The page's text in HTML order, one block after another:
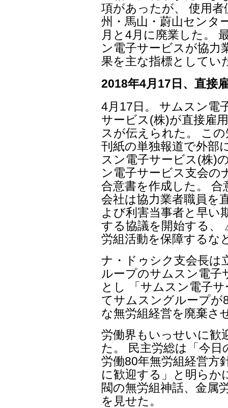
項があったが、 使用
州・馬山・蔚山センタ
月と4月に廃業した。
ン電子サービスが協力
果を主な指標としてい
2018年4月17日、直接
4月17日。 サムスン電
サービス(株)が直接雇
スが伝えられた。 こ
刊紙の単独報道で外部
スン電子サービス(株)
ン電子サービス支会の
合意書を作成した。
会社は協力業者職員を
よび利害当事者と早い
する協議を開始する、
労組活動を保障するな
ナ・ドゥシク支会長は
ループのサムスン電子
とし 「サムスン電子
てサムスングループが
な無労組経営を廃棄さ
労働界もいっせいに歓
た。 民主労総は「今
労働80年無労組経営方
に歓迎する」と明らか
閥の無労組神話、金属
を見せた。